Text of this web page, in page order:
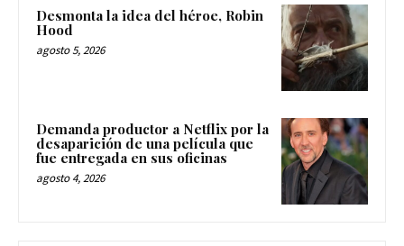
Desmonta la idea del héroe, Robin
Hood
agosto 5, 2026
Demanda productor a Netflix por la
desaparición de una película que
fue entregada en sus oficinas
agosto 4, 2026